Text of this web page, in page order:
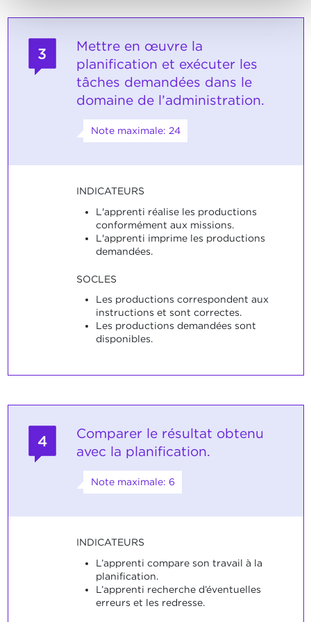
3
Mettre en œuvre la
planification et exécuter les
tâches demandées dans le
domaine de l’administration.
Note maximale: 24
INDICATEURS
L'apprenti réalise les productions
conformément aux missions.
L'apprenti imprime les productions
demandées.
SOCLES
Les productions correspondent aux
instructions et sont correctes.
Les productions demandées sont
disponibles.
4
Comparer le résultat obtenu
avec la planification.
Note maximale: 6
INDICATEURS
L’apprenti compare son travail à la
planification.
L’apprenti recherche d’éventuelles
erreurs et les redresse.